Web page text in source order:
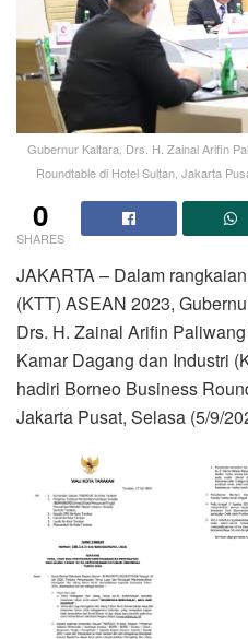
Gubernur Kaltara, Drs. H. Zainal Arifin
Roundtable di Hotel Sultan, Jakarta
0
SHARES
JAKARTA – Dalam
(KTT) ASEAN 2023,
Drs. H. Zainal Arifin
Kamar Dagang dan Industri
hadiri Borneo Business
Jakarta Pusat, Selasa (5/9/